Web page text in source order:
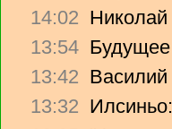
14:02
13:54 Будущее
13:42 Василий
13:32